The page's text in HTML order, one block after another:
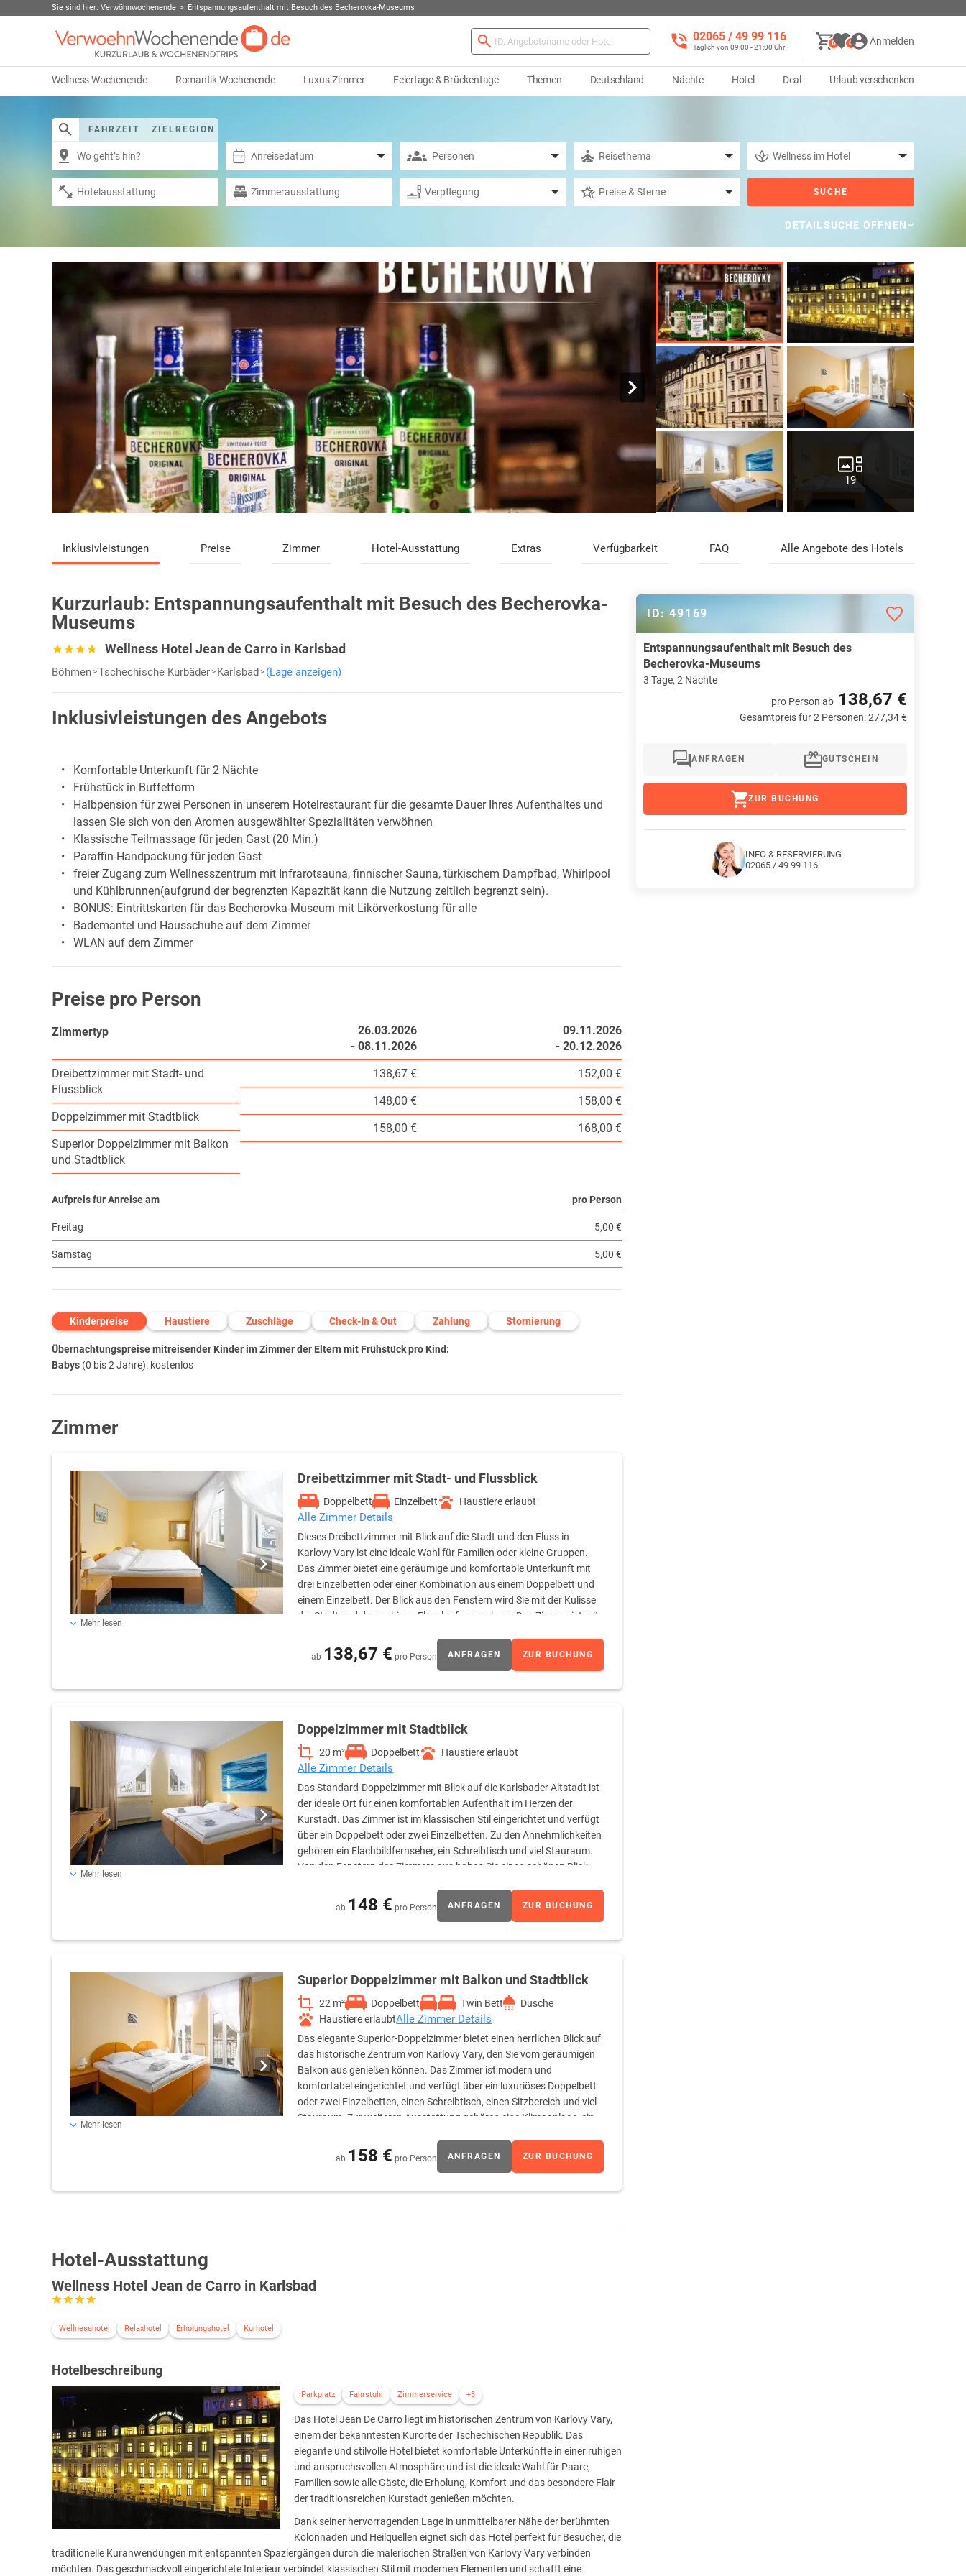
Sie sind hier: Verwöhnwochenende Entspannungsaufenthalt mit Besuch des Becherovka-Museums
02065 / 49 ‌99 116
Täglich von 09:00 - 21:00 Uhr
0 0 Anmelden
Wellness Wochenende Romantik Wochenende Luxus-Zimmer Feiertage & Brückentage Themen Deutschland Nächte Hotel Deal Urlaub verschenken
FAHRZEIT ZIELREGION
SUCHE
DETAILSUCHE ÖFFNEN
19
Inklusivleistungen Preise Zimmer Hotel-Ausstattung Extras Verfügbarkeit FAQ Alle Angebote des Hotels
Kurzurlaub: Entspannungsaufenthalt mit Besuch des Becherovka-
Museums
Wellness Hotel Jean de Carro in Karlsbad
Böhmen Tschechische Kurbäder Karlsbad (Lage anzeigen)
Inklusivleistungen des Angebots
Komfortable Unterkunft für 2 Nächte
Frühstück in Buffetform
Halbpension für zwei Personen in unserem Hotelrestaurant für die gesamte Dauer Ihres Aufenthaltes und
lassen Sie sich von den Aromen ausgewählter Spezialitäten verwöhnen
Klassische Teilmassage für jeden Gast (20 Min.)
Paraffin-Handpackung für jeden Gast
freier Zugang zum Wellnesszentrum mit Infrarotsauna, finnischer Sauna, türkischem Dampfbad, Whirlpool
und Kühlbrunnen(aufgrund der begrenzten Kapazität kann die Nutzung zeitlich begrenzt sein).
BONUS: Eintrittskarten für das Becherovka-Museum mit Likörverkostung für alle
Bademantel und Hausschuhe auf dem Zimmer
WLAN auf dem Zimmer
Preise pro Person
Zimmertyp
Dreibettzimmer mit Stadt- und
Flussblick
Doppelzimmer mit Stadtblick
Superior Doppelzimmer mit Balkon
und Stadtblick
26.03.2026
- 08.11.2026
09.11.2026
- 20.12.2026
138,67 €
152,00 €
148,00 €
158,00 €
158,00 €
168,00 €
Aufpreis für Anreise am pro Person
Freitag 5,00 €
Samstag 5,00 €
Kinderpreise Haustiere Zuschläge Check-In & Out Zahlung Stornierung
Übernachtungspreise mitreisender Kinder im Zimmer der Eltern mit Frühstück pro Kind:
Babys (0 bis 2 Jahre): kostenlos
Zimmer
Dreibettzimmer mit Stadt- und Flussblick
Doppelbett Einzelbett Haustiere erlaubt
Alle Zimmer Details
Dieses Dreibettzimmer mit Blick auf die Stadt und den Fluss in
Karlovy Vary ist eine ideale Wahl für Familien oder kleine Gruppen.
Das Zimmer bietet eine geräumige und komfortable Unterkunft mit
drei Einzelbetten oder einer Kombination aus einem Doppelbett und
einem Einzelbett. Der Blick aus den Fenstern wird Sie mit der Kulisse
der Stadt und dem ruhigen Flusslauf verzaubern. Das Zimmer ist mit
es ein eigenes Bad mit Dusche oder Badewanne, Toilettenartikeln und einem Haartrockner. Dieses Zimmer bietet Komfort
Mehr lesen
ab 138,67 € pro Person ANFRAGEN ZUR BUCHUNG
Doppelzimmer mit Stadtblick
20 m² Doppelbett Haustiere erlaubt
Alle Zimmer Details
Das Standard-Doppelzimmer mit Blick auf die Karlsbader Altstadt ist
der ideale Ort für einen komfortablen Aufenthalt im Herzen der
Kurstadt. Das Zimmer ist im klassischen Stil eingerichtet und verfügt
über ein Doppelbett oder zwei Einzelbetten. Zu den Annehmlichkeiten
gehören ein Flachbildfernseher, ein Schreibtisch und viel Stauraum.
Von den Fenstern des Zimmers aus haben Sie einen schönen Blick
Bad mit Toilettenartikeln und einem Haartrockner. Eine gute Wahl für einen angenehmen Aufenthalt in Karlovy Vary.
Mehr lesen
ab 148 € pro Person ANFRAGEN ZUR BUCHUNG
Superior Doppelzimmer mit Balkon und Stadtblick
22 m² Doppelbett Twin Bett
Dusche
Haustiere erlaubtAlle Zimmer Details
Das elegante Superior-Doppelzimmer bietet einen herrlichen Blick auf
das historische Zentrum von Karlovy Vary, den Sie vom geräumigen
Balkon aus genießen können. Das Zimmer ist modern und
komfortabel eingerichtet und verfügt über ein luxuriöses Doppelbett
oder zwei Einzelbetten, einen Schreibtisch, einen Sitzbereich und viel
Stauraum. Zur weiteren Ausstattung gehören eine Klimaanlage, ein
Haartrockner und ein Bademantel für Sie bereit. Eine ideale Wahl für diejenigen, die Komfort und ein einzigartiges Erlebnis
Mehr lesen
ab 158 € pro Person ANFRAGEN ZUR BUCHUNG
Hotel-Ausstattung
Wellness Hotel Jean de Carro in Karlsbad
Wellnesshotel Relaxhotel Erholungshotel Kurhotel
Hotelbeschreibung
Parkplatz Fahrstuhl Zimmerservice +3
Das Hotel Jean De Carro liegt im historischen Zentrum von Karlovy Vary,
einem der bekanntesten Kurorte der Tschechischen Republik. Das
elegante und stilvolle Hotel bietet komfortable Unterkünfte in einer ruhigen
und anspruchsvollen Atmosphäre und ist die ideale Wahl für Paare,
Familien sowie alle Gäste, die Erholung, Komfort und das besondere Flair
der traditionsreichen Kurstadt genießen möchten.
Dank seiner hervorragenden Lage in unmittelbarer Nähe der berühmten
Kolonnaden und Heilquellen eignet sich das Hotel perfekt für Besucher, die
traditionelle Kuranwendungen mit entspannten Spaziergängen durch die malerischen Straßen von Karlovy Vary verbinden
möchten. Das geschmackvoll eingerichtete Interieur verbindet klassischen Stil mit modernen Elementen und schafft eine
ID: 49169
Entspannungsaufenthalt mit Besuch des
Becherovka-Museums
3 Tage, 2 Nächte
pro Person ab 138,67 €
Gesamtpreis für 2 Personen: 277,34 €
ANFRAGEN GUTSCHEIN
ZUR BUCHUNG
INFO & RESERVIERUNG
02065 / 49 99 116